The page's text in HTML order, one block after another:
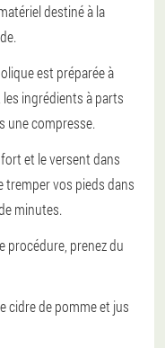
destiné à la
est préparée à
ingrédients à parts
une compresse.
et le versent dans
tremper vos pieds dans
minutes.
procédure, prenez du
cidre de pomme et jus